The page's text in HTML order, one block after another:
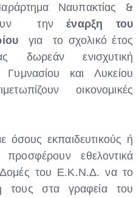
Ναυπακτίας &
τηνέναρξη του
για το σχολικό έτος
δωρεάν ενισχυτική
και Λυκείου
οικονομικές
όσους εκπαιδευτικούς ή
εθελοντικά
Δομές του Ε.Κ.Ν.Δ. να το
τους στα γραφεία του